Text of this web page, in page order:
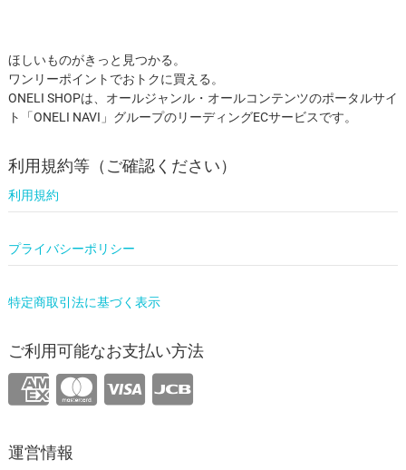
ほしいものがきっと見つかる。
ワンリーポイントでおトクに買える。
ONELI SHOPは、オールジャンル・オールコンテンツのポータルサイ
ト「ONELI NAVI」グループのリーディングECサービスです。
利用規約等（ご確認ください）
利用規約
プライバシーポリシー
特定商取引法に基づく表示
ご利用可能なお支払い方法
運営情報